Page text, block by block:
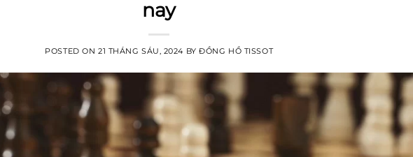
nay
POSTED ON 21 THÁNG SÁU, 2024 BYĐỒNG HỒ TISSOT